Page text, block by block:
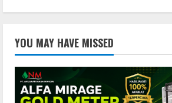
YOU MAY HAVE MISSED